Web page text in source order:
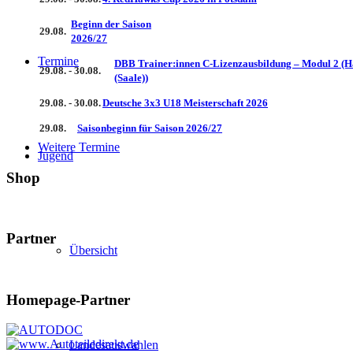
Termine
Jugend
Übersicht
Landesauswahlen
29.08.
Beginn der Saison
2026/27
29.08. - 30.08.
DBB Trainer:innen C-Lizenzausbildung – Modul 2
(Saale))
29.08. - 30.08.Deutsche 3x3 U18 Meisterschaft 2026
29.08. Saisonbeginn für Saison 2026/27
Weitere Termine
Shop
Partner
Homepage-Partner